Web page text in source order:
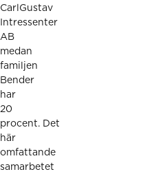
CarlGustav
Intressenter
AB
medan
familjen
Bender
har
20
procent. Det
här
omfattande
samarbetet